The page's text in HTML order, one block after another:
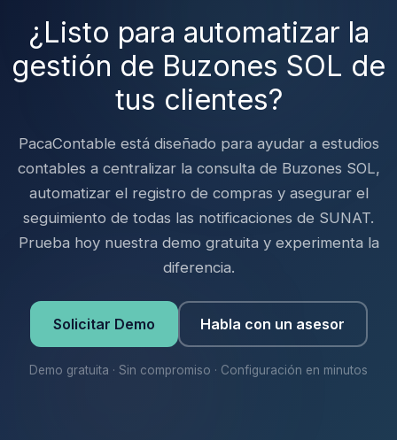
¿Listo para automatizar la
gestión de Buzones SOL de
tus clientes?
PacaContable está diseñado para ayudar a estudios
contables a centralizar la consulta de Buzones SOL,
automatizar el registro de compras y asegurar el
seguimiento de todas las notificaciones de SUNAT.
Prueba hoy nuestra demo gratuita y experimenta la
diferencia.
Solicitar Demo Habla con un asesor
Demo gratuita · Sin compromiso · Configuración en minutos